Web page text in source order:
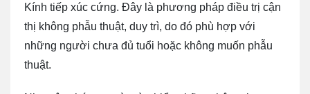
Kính tiếp xúc cứng. Đây là phương pháp điều trị cận
thị không phẫu thuật, duy trì, do đó phù hợp với
những người chưa đủ tuổi hoặc không muốn phẫu
thuật.